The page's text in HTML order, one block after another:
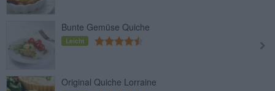
Bunte Gemüse Quiche
Leicht
Original Quiche Lorraine